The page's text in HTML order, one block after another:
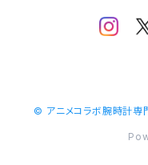
© アニメコラボ腕時計